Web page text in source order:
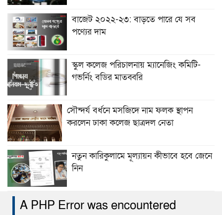
বাজেট ২০২২-২৩: বাড়তে পারে যে সব
পণ্যের দাম
স্কুল কলেজ পরিচালনায় ম্যানেজিং কমিটি-
গভর্নিং বডির মাতব্বরি
সৌন্দর্য বর্ধনে মসজিদে নাম ফলক স্থাপন
করলেন ঢাকা কলেজ ছাত্রদল নেতা
নতুন কারিকুলামে মূল্যায়ন কীভাবে হবে জেনে
নিন
A PHP Error was encountered